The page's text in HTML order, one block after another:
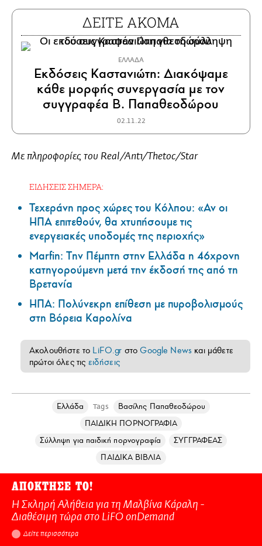
ΔΕΙΤΕ ΑΚΟΜΑ
ΕΛΛΑΔΑ
Εκδόσεις Καστανιώτη: Διακόψαμε
κάθε μορφής συνεργασία με τον
συγγραφέα Β. Παπαθεοδώρου
02.11.22
Με πληροφορίες του Real/Ant1/Thetoc/Star
ΕΙΔΗΣΕΙΣ ΣΗΜΕΡΑ:
Τεχεράνη προς χώρες του Κόλπου: «Αν οι
ΗΠΑ επιτεθούν, θα χτυπήσουμε τις
ενεργειακές υποδομές της περιοχής»
Marfin: Την Πέμπτη στην Ελλάδα η 46χρονη
κατηγορούμενη μετά την έκδοσή της από τη
Βρετανία
ΗΠΑ: Πολύνεκρη επίθεση με πυροβολισμούς
στη Βόρεια Καρολίνα
Ακολουθήστε το LiFO.gr στοGoogle News και μάθετε
πρώτοι όλες τις ειδήσεις
Ελλάδα Tags
Βασίλης Παπαθεοδώρου
ΠΑΙΔΙΚΗ ΠΟΡΝΟΓΡΑΦΙΑ
Σύλληψη για παιδική πορνογραφία
ΣΥΓΓΡΑΦΕΑΣ
ΠΑΙΔΙΚΑ ΒΙΒΛΙΑ
ΑΠΟΚΤΗΣΕ ΤΟ!
Η Σκληρή Αλήθεια για τη Μαλβίνα Κάραλη -
Διαθέσιμη τώρα στo LiFO onDemand
Δείτε περισσότερα